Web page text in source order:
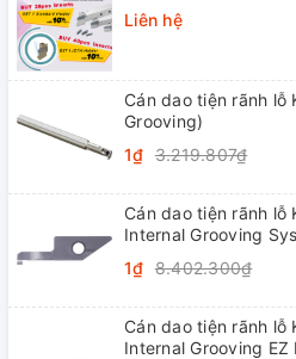
Liên hệ
Cán dao tiện rãnh lỗ
Grooving)
1₫ 3.219.807₫
Cán dao tiện rãnh lỗ
Internal Grooving
1₫ 8.402.300₫
Cán dao tiện rãnh lỗ
Internal Grooving EZ